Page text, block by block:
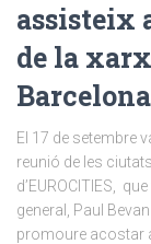
assisteix
de la
Barcelona
El 17 de setembre
reunió de les
d’EUROCITIES,
general, Paul
promoure acostar